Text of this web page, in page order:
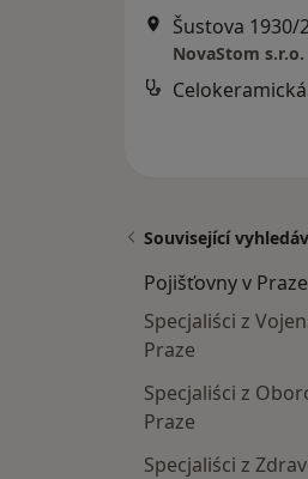
Šustova 1930/
NovaStom s.r.o.
Související
Pojišťovny v Praze
Specjaliści z
Praze
Specjaliści z
Praze
Specjaliści z